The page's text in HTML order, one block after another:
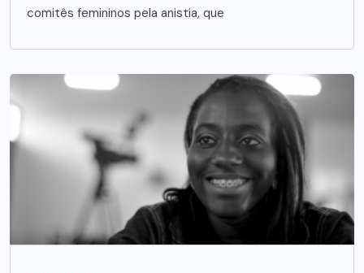
comitês femininos pela anistia, que